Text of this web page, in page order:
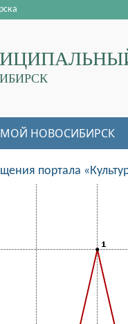
МОЙ НОВОСИБИРСК
портала